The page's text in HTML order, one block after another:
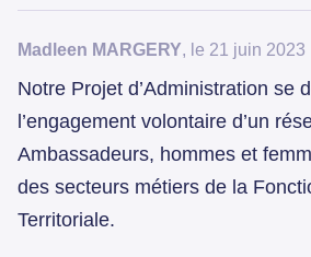
Madleen MARGERY, le 21 juin 2023
Notre Projet d’Administration se
l’engagement volontaire d’un
Ambassadeurs, hommes et
des secteurs métiers de la
Territoriale.